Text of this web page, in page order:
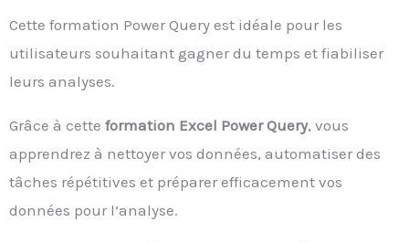
Cette formation Power Query est idéale pour les
utilisateurs souhaitant gagner du temps et fiabiliser
leurs analyses.
Grâce à cette formation Excel Power Query, vous
apprendrez à nettoyer vos données, automatiser des
tâches répétitives et préparer efficacement vos
données pour l’analyse.